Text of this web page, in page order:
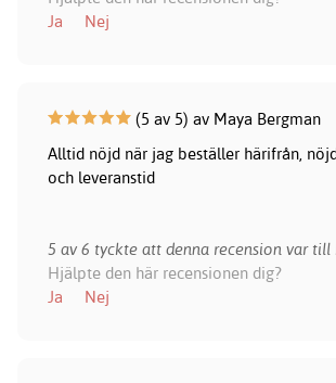
Ja
Nej
(5 av 5) av Maya Bergman
Alltid nöjd när jag beställer härifrån,
och leveranstid
5 av 6 tyckte att denna recension var till
Hjälpte den här recensionen dig?
Ja
Nej